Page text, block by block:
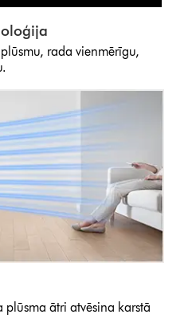
rada vienmērīgu,
ātri atvēsina karstā